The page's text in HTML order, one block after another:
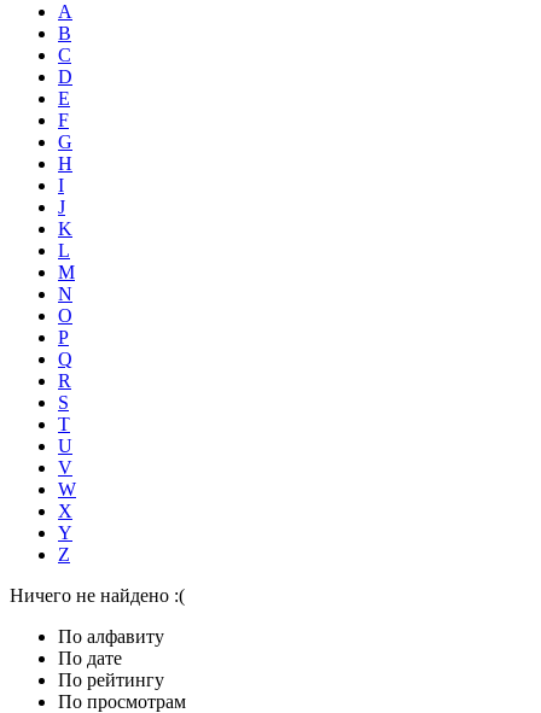
A
B
C
D
E
F
G
H
I
J
K
L
M
N
O
P
Q
R
S
T
U
V
W
X
Y
Z
Ничего не найдено :(
По алфавиту
По дате
По рейтингу
По просмотрам